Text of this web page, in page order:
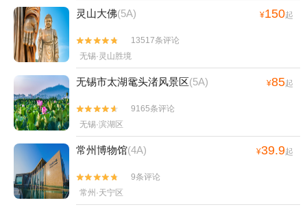
灵山大佛(5A) ¥150起


13517条评论
无锡·灵山胜境
无锡市太湖鼋头渚风景区(5A) ¥85起


9165条评论
无锡·滨湖区
常州博物馆(4A) ¥39.9起


9条评论
常州·天宁区